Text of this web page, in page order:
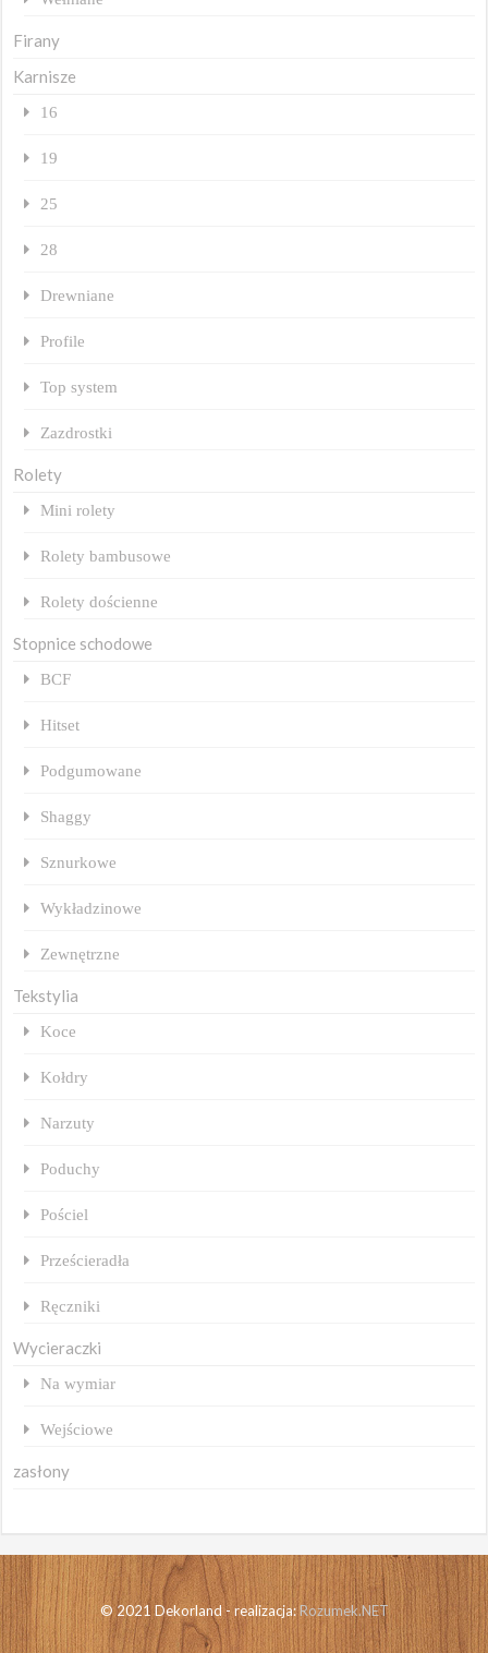
Firany
Karnisze
16
19
25
28
Drewniane
Profile
Top system
Zazdrostki
Rolety
Mini rolety
Rolety bambusowe
Rolety dościenne
Stopnice schodowe
BCF
Hitset
Podgumowane
Shaggy
Sznurkowe
Wykładzinowe
Zewnętrzne
Tekstylia
Koce
Kołdry
Narzuty
Poduchy
Pościel
Prześcieradła
Ręczniki
Wycieraczki
Na wymiar
Wejściowe
zasłony
© 2021 Dekorland - realizacja:Rozumek.NET